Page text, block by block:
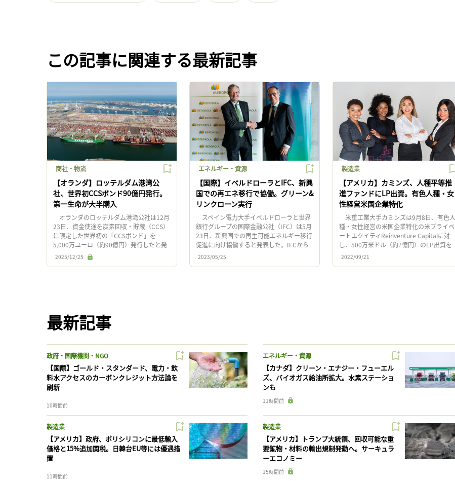
この記事に関連する最新記事
商社・物流
【オランダ】ロッテルダム港湾公
社、世界初CCSボンド90億円発行。
第一生命が大半購入
オランダのロッテルダム港湾公社は12月
23日、資金使途を炭素回収・貯蔵（CCS）
に限定した世界初の「CCSボンド」を
5,000万ユーロ（約90億円）発行したと発
表した。 今回のスキームの構築では、
ここから先は登録ユ […]
2025/12/25
エネルギー・資源
【国際】イベルドローラとIFC、新興
国での再エネ移行で協働。グリーン&
リンクローン実行
スペイン電力大手イベルドローラと世界
銀行グループの国際金融公社（IFC）は5月
23日、新興国での再生可能エネルギー移行
促進に向け協働すると発表した。IFCから
イベルドローラへのグリーンファイナンス
を通じ、ブラジル、ポー […]
2023/05/25
製造業
【アメリカ】カミンズ、人種平等推
進ファンドにLP出資。有色人種・女
性経営米国企業特化
米重工業大手カミンズは9月8日、有色人
種・女性経営の米国企業特化の米プライベ
ートエクイティReinventure Capitalに対
し、500万米ドル（約7億円）のLP出資を
行うと発表した。 Reinventure […]
2022/09/21
最新記事
政府・国際機関・NGO
【国際】ゴールド・スタンダード、電力・飲
料水アクセスのカーボンクレジット方法論を
刷新
10時間前
エネルギー・資源
【カナダ】クリーン・エナジー・フューエル
ズ、バイオガス給油所拡大。水素ステーショ
ンも
11時間前
製造業
【アメリカ】政府、ポリシリコンに最低輸入
価格と15%追加関税。日韓台EU等には優遇措
置
11時間前
製造業
【アメリカ】トランプ大統領、回収可能な重
要鉱物・材料の輸出規制発動へ。サーキュラ
ーエコノミー
15時間前